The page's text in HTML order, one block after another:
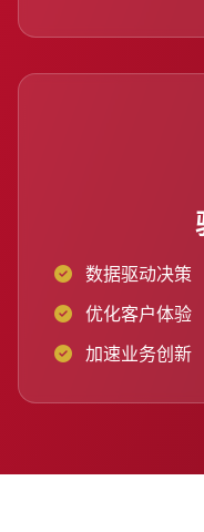
数据驱动决策
优化客户体验
加速业务创新